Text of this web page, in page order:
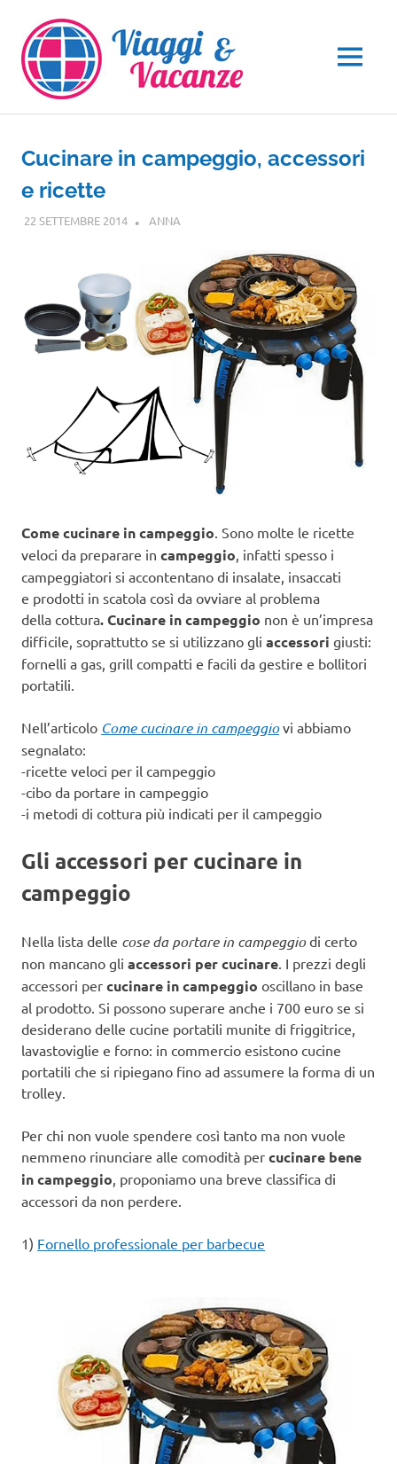
contenuto
MENU
Cucinare in campeggio, accessori
e ricette
22 SETTEMBRE 2014 ANNA
Come cucinare in campeggio. Sono molte le ricette
veloci da preparare in campeggio, infatti spesso i
campeggiatori si accontentano di insalate, insaccati
e prodotti in scatola così da ovviare al problema
della cottura. Cucinare in campeggio non è un’impresa
difficile, soprattutto se si utilizzano gli accessori giusti:
fornelli a gas, grill compatti e facili da gestire e bollitori
portatili.
Nell’articolo Come cucinare in campeggio vi abbiamo
segnalato:
-ricette veloci per il campeggio
-cibo da portare in campeggio
-i metodi di cottura più indicati per il campeggio
Gli accessori per cucinare in
campeggio
Nella lista delle cose da portare in campeggiodi certo
non mancano gli accessori per cucinare. I prezzi degli
accessori per cucinare in campeggio oscillano in base
al prodotto. Si possono superare anche i 700 euro se si
desiderano delle cucine portatili munite di friggitrice,
lavastoviglie e forno: in commercio esistono cucine
portatili che si ripiegano fino ad assumere la forma di un
trolley.
Per chi non vuole spendere così tanto ma non vuole
nemmeno rinunciare alle comodità per cucinare bene
in campeggio, proponiamo una breve classifica di
accessori da non perdere.
1) Fornello professionale per barbecue